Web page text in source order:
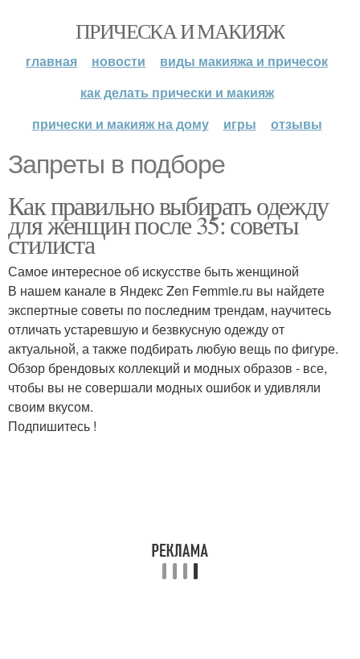
ПРИЧЕСКА И МАКИЯЖ
главная новости
виды макияжа и причесок
как делать прически и макияж
прически и макияж на дому
игры отзывы
Запреты в подборе
Как правильно выбирать одежду
для женщин после 35: советы
стилиста
Самое интересное об искусстве быть женщиной
В нашем канале в Яндекс Zen Femmie.ru вы найдете
экспертные советы по последним трендам, научитесь
отличать устаревшую и безвкусную одежду от
актуальной, а также подбирать любую вещь по фигуре.
Обзор брендовых коллекций и модных образов - все,
чтобы вы не совершали модных ошибок и удивляли
своим вкусом.
Подпишитесь !